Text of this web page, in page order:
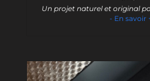
Un projet naturel et original
- En savoir